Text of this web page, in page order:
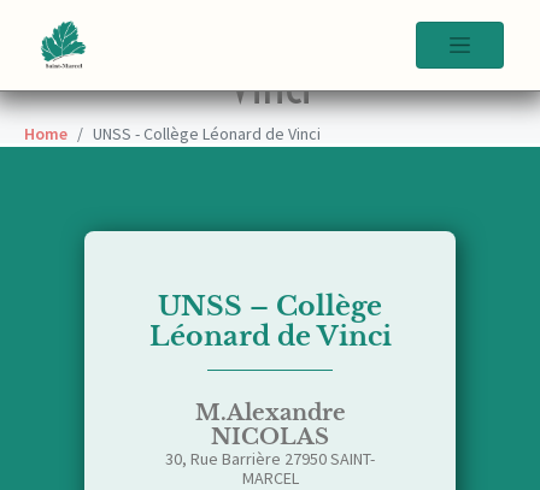
UNSS – Collège Léonard de
Vinci
Home UNSS - Collège Léonard de Vinci
UNSS – Collège
Léonard de Vinci
M.Alexandre
NICOLAS
30, Rue Barrière 27950 SAINT-
MARCEL